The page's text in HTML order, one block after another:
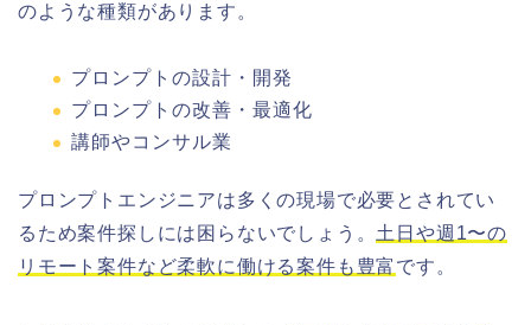
のような種類があります。
プロンプトの設計・開発
プロンプトの改善・最適化
講師やコンサル業
プロンプトエンジニアは多くの現場で必要とされてい
るため案件探しには困らないでしょう。 土日や週1〜の
リモート案件など柔軟に働ける案件も豊富 です。